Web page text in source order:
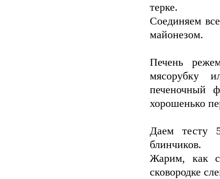
терке.
Соединяем
майонезом.
Печень
мясорубку
печеночный
хорошенько
Даем тесту
блинчиков.
Жарим, как
сковородке